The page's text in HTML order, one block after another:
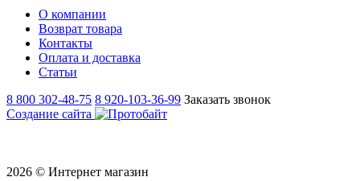
О компании
Возврат товара
Контакты
Оплата и доставка
Статьи
8 800 302-48-75 8 920-103-36-99 Заказать звонок
Создание сайта
2026 © Интернет магазин